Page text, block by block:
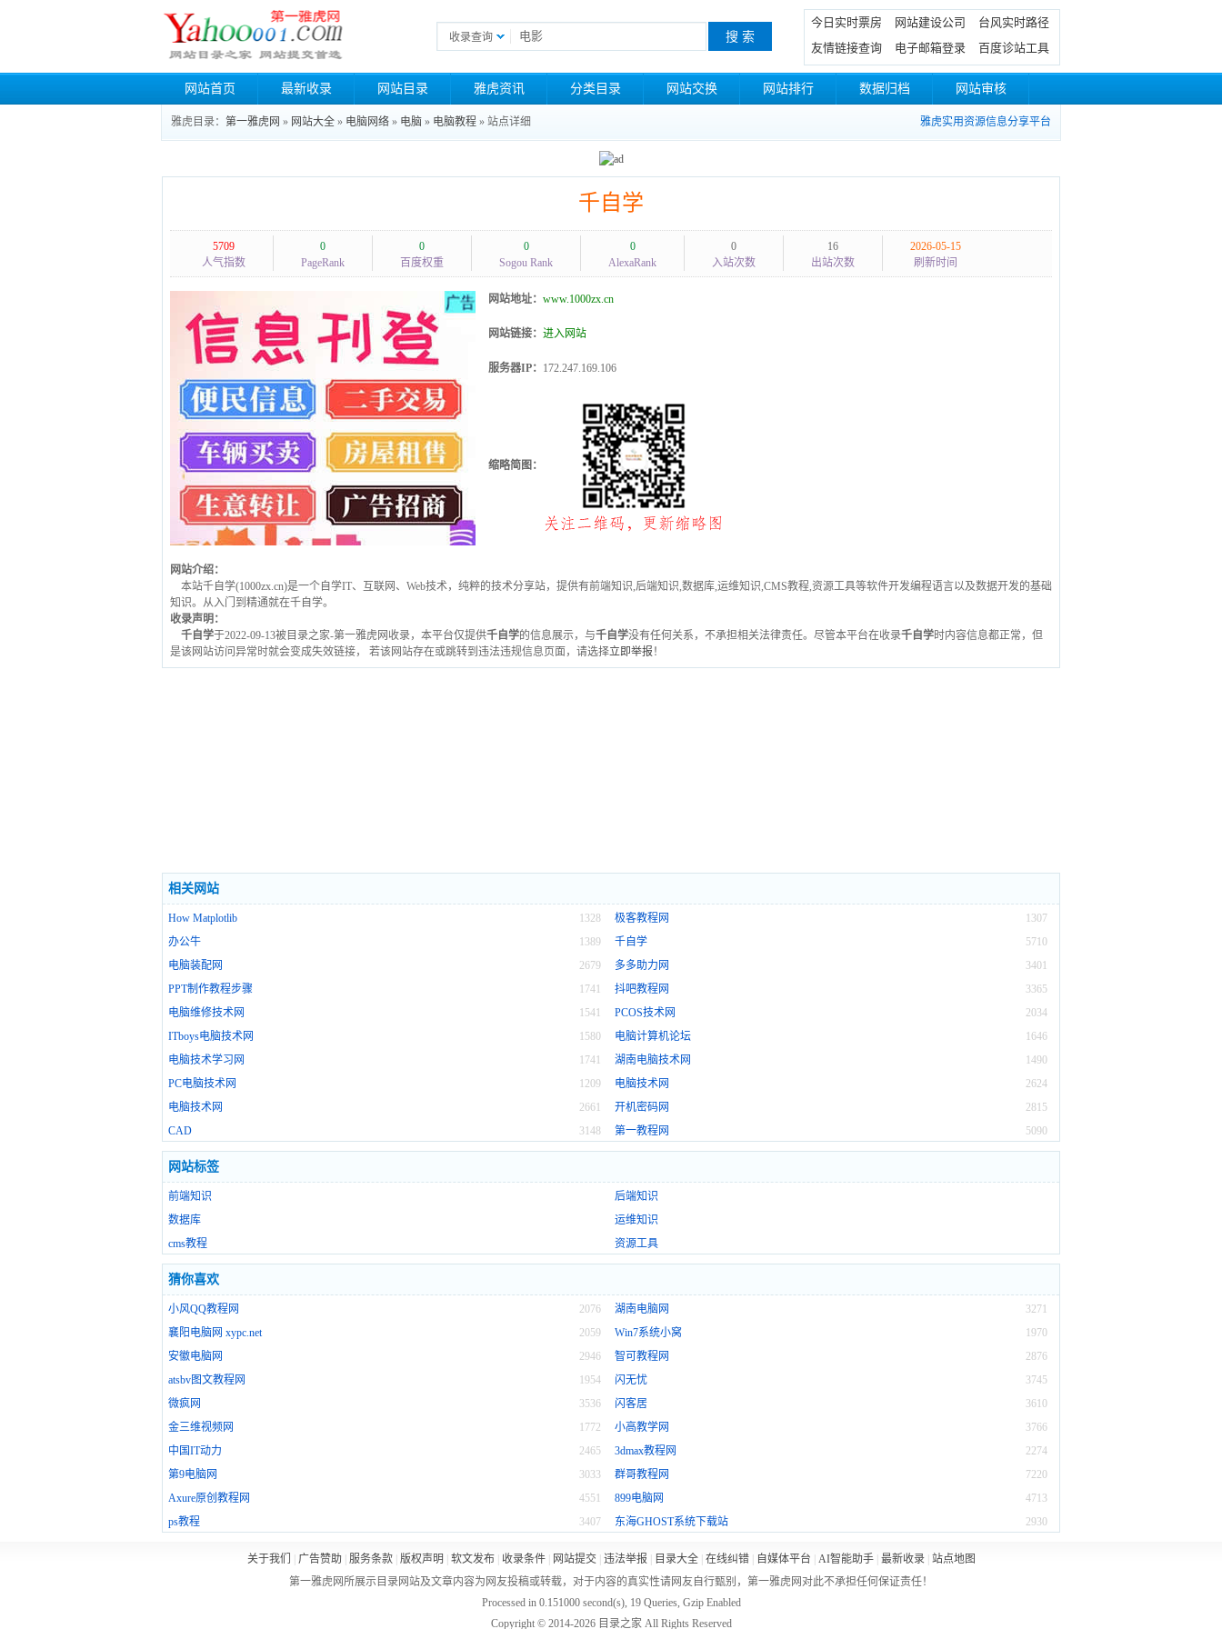
收录查询
今日实时票房 网站建设公司
台风实时路径
友情链接查询
电子邮箱登录 百度诊站工具
网站首页 最新收录 网站目录 雅虎资讯 分类目录 网站交换 网站排行 数据归档 网站审核
雅虎目录： 第一雅虎网 » 网站大全 » 电脑网络 » 电脑 » 电脑教程 » 站点详细 雅虎实用资源信息分享平台
千自学
5709
人气指数
0
PageRank
0
百度权重
0
Sogou Rank
0
AlexaRank
0
入站次数
16
出站次数
2026-05-15
刷新时间
网站地址： www.1000zx.cn
网站链接： 进入网站
服务器IP： 172.247.169.106
缩略简图：
网站介绍：
本站千自学(1000zx.cn)是一个自学IT、互联网、Web技术，纯粹的技术分享站，提供有前端知识,后端知识,数据库,运维知识,CMS教程,资源工具等软件开发编程语言以及数据开发的基础
知识。从入门到精通就在千自学。
收录声明：
千自学于2022-09-13被目录之家-第一雅虎网收录，本平台仅提供千自学的信息展示，与千自学没有任何关系，不承担相关法律责任。尽管本平台在收录千自学时内容信息都正常，但
是该网站访问异常时就会变成失效链接， 若该网站存在或跳转到违法违规信息页面，请选择立即举报 ！
相关网站
1328
How Matplotlib 1307
极客教程网
1389
办公牛 5710
千自学
2679
电脑装配网 3401
多多助力网
1741
PPT制作教程步骤 3365
抖吧教程网
1541
电脑维修技术网 2034
PCOS技术网
1580
ITboys电脑技术网 1646
电脑计算机论坛
1741
电脑技术学习网 1490
湖南电脑技术网
1209
PC电脑技术网 2624
电脑技术网
2661
电脑技术网 2815
开机密码网
3148
CAD 5090
第一教程网
网站标签
前端知识
后端知识
数据库
运维知识
cms教程
资源工具
猜你喜欢
2076
小风QQ教程网 3271
湖南电脑网
2059
襄阳电脑网 xypc.net 1970
Win7系统小窝
2946
安徽电脑网 2876
智可教程网
1954
atsbv图文教程网 3745
闪无忧
3536
微疯网 3610
闪客居
1772
金三维视频网 3766
小高教学网
2465
中国IT动力 2274
3dmax教程网
3033
第9电脑网 7220
群哥教程网
4551
Axure原创教程网 4713
899电脑网
3407
ps教程 2930
东海GHOST系统下载站
关于我们 广告赞助| 服务条款| 版权声明 软文发布| 收录条件| 网站提交| 违法举报 目录大全| 在线纠错| 自媒体平台 AI智能助手| 最新收录| 站点地图
第一雅虎网所展示目录网站及文章内容为网友投稿或转载，对于内容的真实性请网友自行甄别，第一雅虎网对此不承担任何保证责任！
Processed in 0.151000 second(s), 19 Queries, Gzip Enabled
Copyright © 2014-2026 目录之家 All Rights Reserved